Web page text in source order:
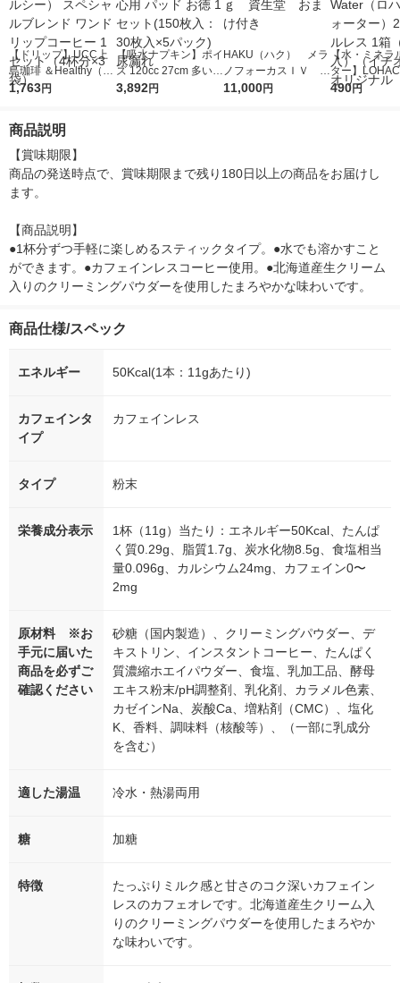
【ドリップ】UCC上
島珈琲 ＆Healthy（ア
ンドヘルシー） スペ
ット（4杯分×3袋）
1,763円
【吸水ナプキン】ポイ
ズ 120cc 27cm 多い時
も安心用 パッド お徳
3,892円
HAKU（ハク） メラ
ノフォーカスＩＶ 4
5ｇ 資生堂 おまけ
11,000円
【水・ミネラ
ター】
r（ロハコウ
490円
商品説明
【賞味期限】
商品の発送時点で、賞味期限まで残り180日以上の商品をお届けし
ます。
【商品説明】
●1杯分ずつ手軽に楽しめるスティックタイプ。●水でも溶かすこと
ができます。●カフェインレスコーヒー使用。●北海道産生クリーム
入りのクリーミングパウダーを使用したまろやかな味わいです。
商品仕様/スペック
エネルギー 50Kcal(1本：11gあたり)
カフェインタ
イプ
カフェインレス
タイプ 粉末
栄養成分表示
1杯（11g）当たり：エネルギー50Kcal、たんぱ
く質0.29g、脂質1.7g、炭水化物8.5g、食塩相当
量0.096g、カルシウム24mg、カフェイン0〜
2mg
原材料 ※お
手元に届いた
商品を必ずご
確認ください
砂糖（国内製造）、クリーミングパウダー、デ
キストリン、インスタントコーヒー、たんぱく
質濃縮ホエイパウダー、食塩、乳加工品、酵母
エキス粉末/pH調整剤、乳化剤、カラメル色素、
カゼインNa、炭酸Ca、増粘剤（CMC）、塩化
K、香料、調味料（核酸等）、（一部に乳成分
を含む）
適した湯温 冷水・熱湯両用
糖 加糖
特徴
たっぷりミルク感と甘さのコク深いカフェイン
レスのカフェオレです。北海道産生クリーム入
りのクリーミングパウダーを使用したまろやか
な味わいです。